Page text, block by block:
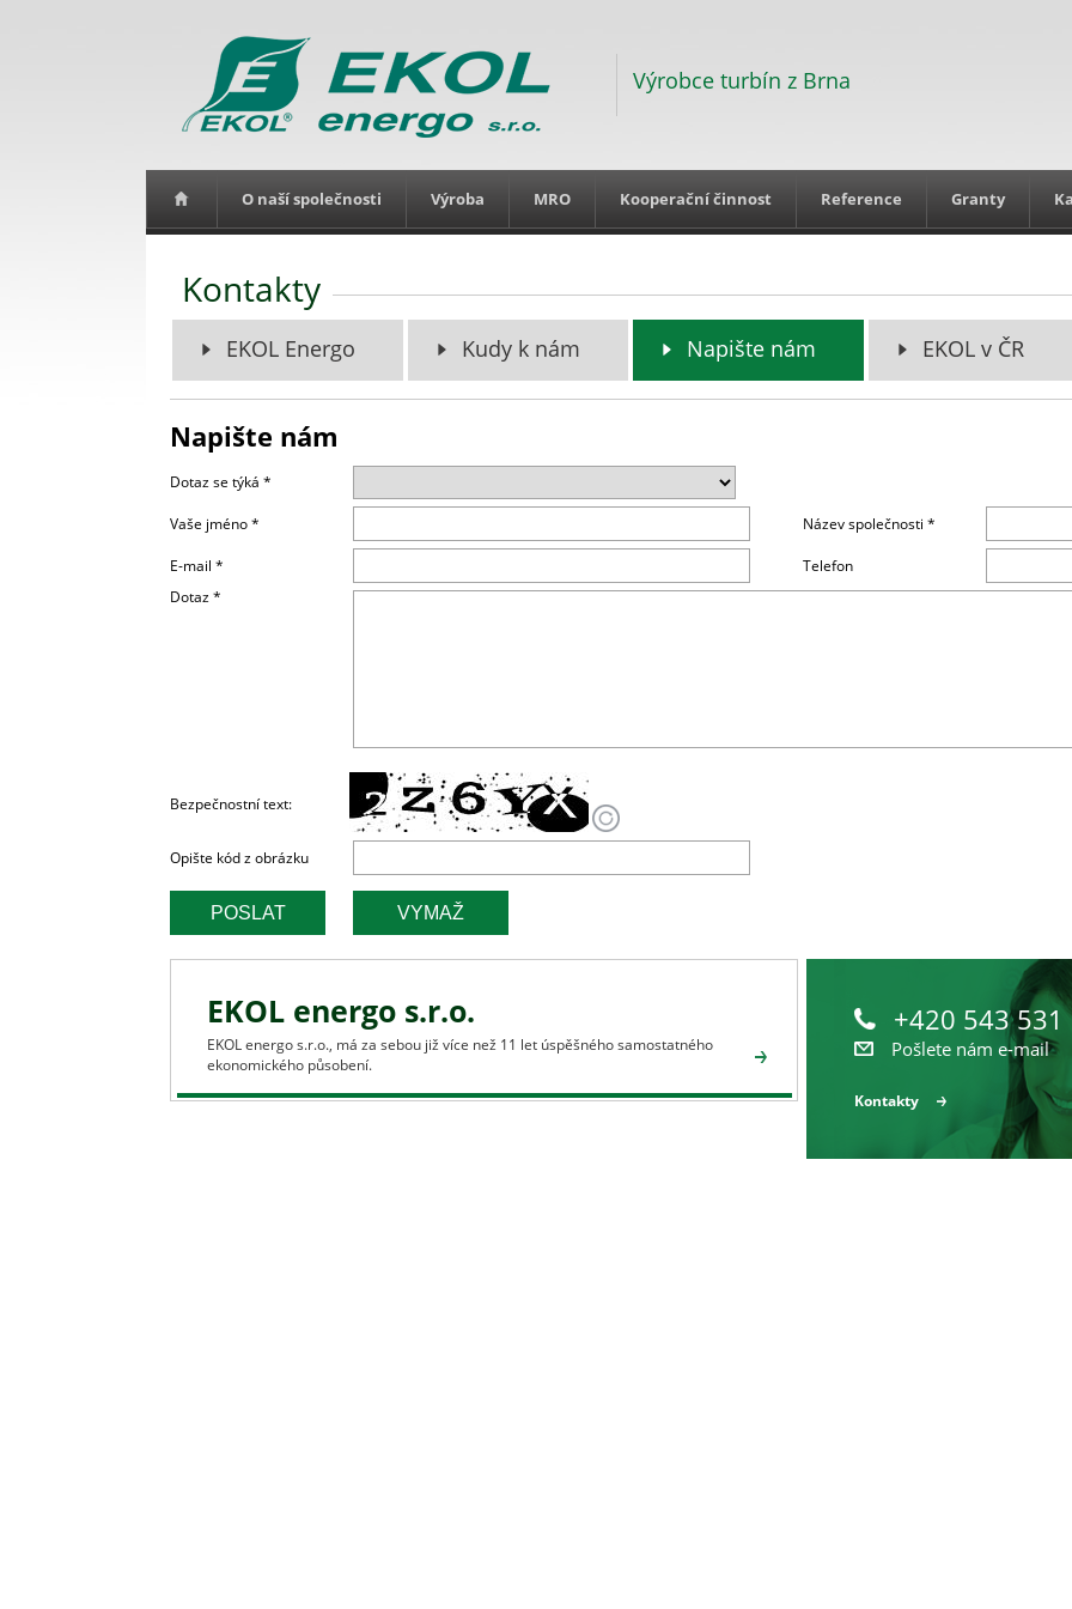
Výrobce turbín z Brna
O naší společnosti Výroba MRO Kooperační činnost Reference Granty
Kontakty
EKOL Energo Kudy k nám Napište nám EKOL v ČR
Napište nám
Dotaz se týká *
Vaše jméno * Název společnosti *
E-mail *
Telefon
Dotaz *
Bezpečnostní text:
Opište kód z obrázku
EKOL energo s.r.o.
EKOL energo s.r.o., má za sebou již více než 11 let úspěšného samostatného
ekonomického působení.
+420 543 531
Pošlete nám e-mail
Kontakty